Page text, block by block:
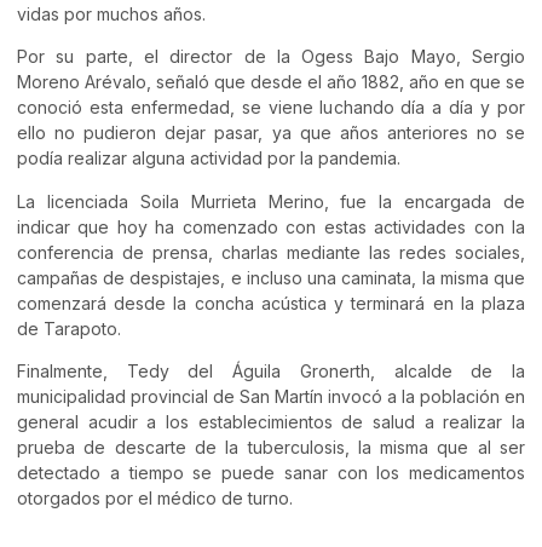
vidas por muchos años.
Por su parte, el director de la Ogess Bajo Mayo, Sergio
Moreno Arévalo, señaló que desde el año 1882, año en que se
conoció esta enfermedad, se viene luchando día a día y por
ello no pudieron dejar pasar, ya que años anteriores no se
podía realizar alguna actividad por la pandemia.
La licenciada Soila Murrieta Merino, fue la encargada de
indicar que hoy ha comenzado con estas actividades con la
conferencia de prensa, charlas mediante las redes sociales,
campañas de despistajes, e incluso una caminata, la misma que
comenzará desde la concha acústica y terminará en la plaza
de Tarapoto.
Finalmente, Tedy del Águila Gronerth, alcalde de la
municipalidad provincial de San Martín invocó a la población en
general acudir a los establecimientos de salud a realizar la
prueba de descarte de la tuberculosis, la misma que al ser
detectado a tiempo se puede sanar con los medicamentos
otorgados por el médico de turno.